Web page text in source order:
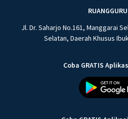
Jl. Dr. Saharjo No.161, Manggarai
Selatan, Daerah Khusus
Coba GRATIS